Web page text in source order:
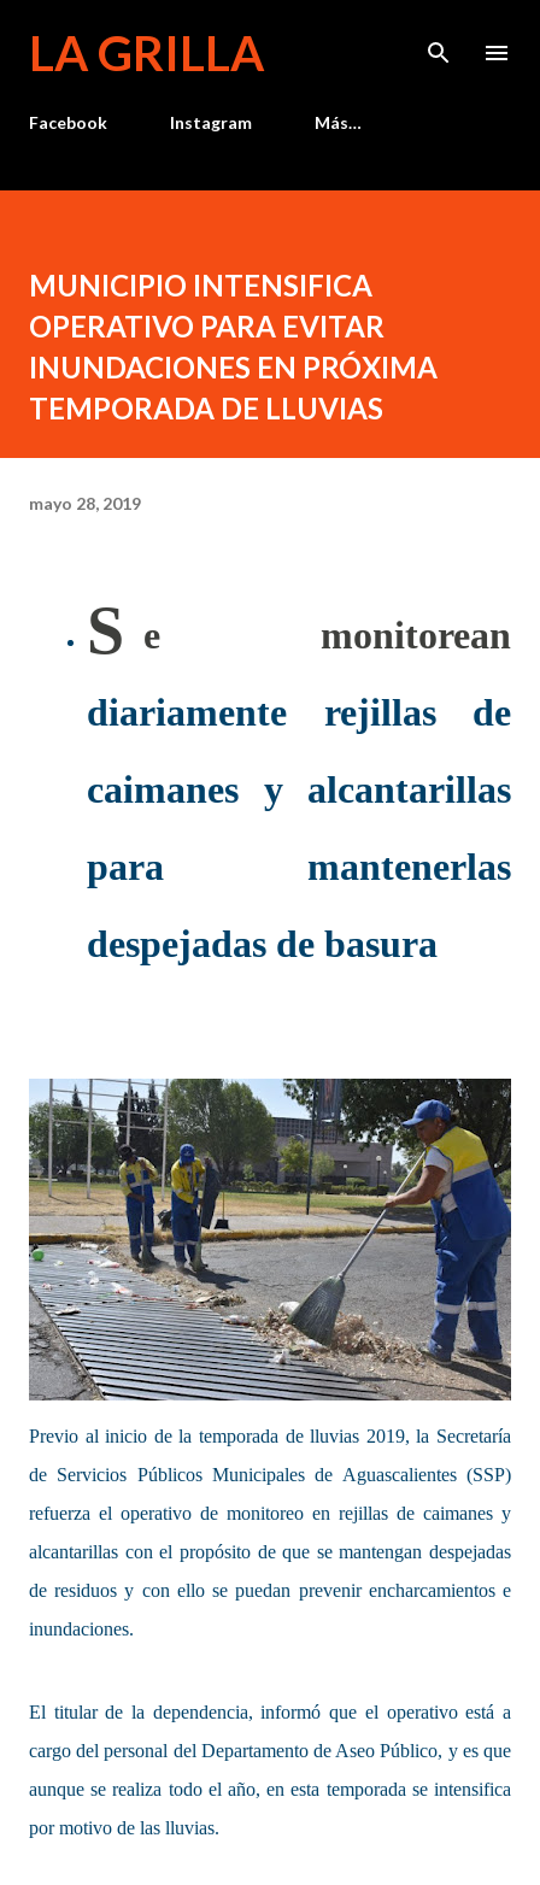
LA GRILLA
Facebook Instagram Más…
MUNICIPIO INTENSIFICA
OPERATIVO PARA EVITAR
INUNDACIONES EN PRÓXIMA
TEMPORADA DE LLUVIAS
mayo 28, 2019
S e monitorean
diariamente rejillas de
caimanes y alcantarillas
para mantenerlas
despejadas de basura
Previo al inicio de la temporada de lluvias 2019, la Secretaría
de Servicios Públicos Municipales de Aguascalientes (SSP)
refuerza el operativo de monitoreo en rejillas de caimanes y
alcantarillas con el propósito de que se mantengan despejadas
de residuos y con ello se puedan prevenir encharcamientos e
inundaciones.
El titular de la dependencia, informó que el operativo está a
cargo del personal del Departamento de Aseo Público, y es que
aunque se realiza todo el año, en esta temporada se intensifica
por motivo de las lluvias.